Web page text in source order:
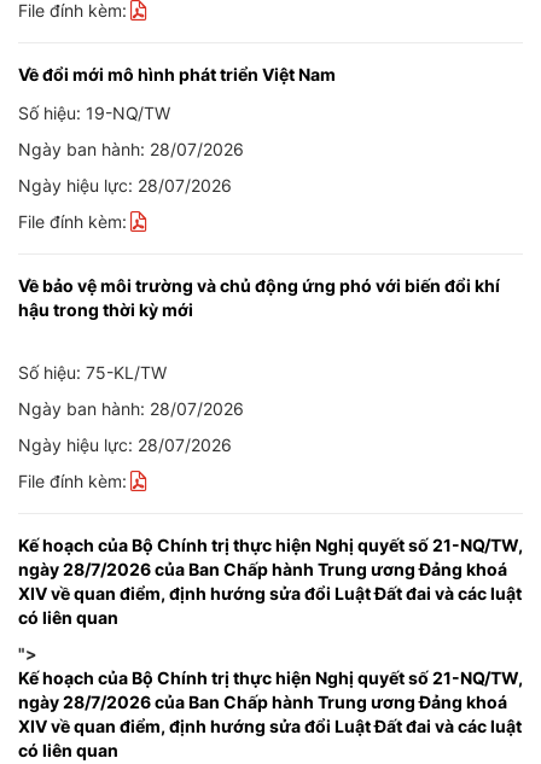
File đính kèm:
Về đổi mới mô hình phát triển Việt Nam
Số hiệu: 19-NQ/TW
Ngày ban hành: 28/07/2026
Ngày hiệu lực: 28/07/2026
File đính kèm:
Về bảo vệ môi trường và chủ động ứng phó với biến đổi khí
hậu trong thời kỳ mới
Số hiệu: 75-KL/TW
Ngày ban hành: 28/07/2026
Ngày hiệu lực: 28/07/2026
File đính kèm:
Kế hoạch của Bộ Chính trị thực hiện Nghị quyết số 21-NQ/TW,
ngày 28/7/2026 của Ban Chấp hành Trung ương Đảng khoá
XIV về quan điểm, định hướng sửa đổi Luật Đất đai và các luật
có liên quan
">
Kế hoạch của Bộ Chính trị thực hiện Nghị quyết số 21-NQ/TW,
ngày 28/7/2026 của Ban Chấp hành Trung ương Đảng khoá
XIV về quan điểm, định hướng sửa đổi Luật Đất đai và các luật
có liên quan